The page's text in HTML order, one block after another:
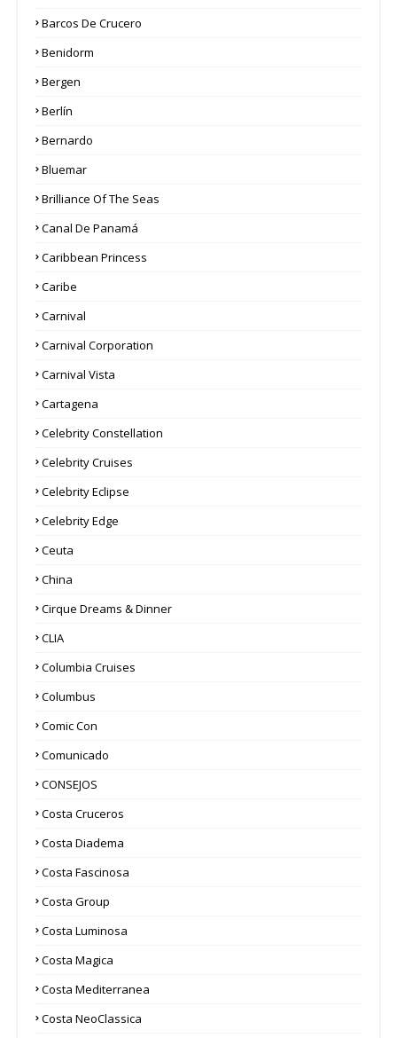
Barcos De Crucero
Benidorm
Bergen
Berlín
Bernardo
Bluemar
Brilliance Of The Seas
Canal De Panamá
Caribbean Princess
Caribe
Carnival
Carnival Corporation
Carnival Vista
Cartagena
Celebrity Constellation
Celebrity Cruises
Celebrity Eclipse
Celebrity Edge
Ceuta
China
Cirque Dreams & Dinner
CLIA
Columbia Cruises
Columbus
Comic Con
Comunicado
CONSEJOS
Costa Cruceros
Costa Diadema
Costa Fascinosa
Costa Group
Costa Luminosa
Costa Magica
Costa Mediterranea
Costa NeoClassica